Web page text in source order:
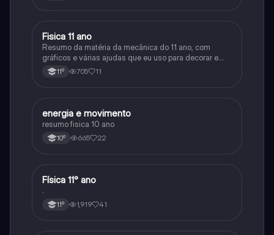
Física
Fisica 11 ano
Resumo da matéria da mecânica do 11 ano, com
gráficos e várias ajudas que eu uso para decorar e
aprender a matéria
11º 705 11
Física
energia e movimento
resumo fisica 10 ano
10º 665 22
Física
Física 11° ano
.
11º 1,919 41